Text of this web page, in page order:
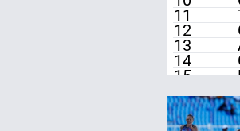
11
12
13
14
15
17
18